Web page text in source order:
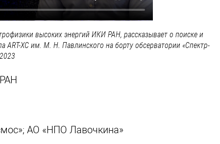
высоких энергий ИКИ РАН, рассказывает о поиске и
ART-XC им. М. Н. Павлинского на борту обсерватории «Спектр-
АО «НПО Лавочкина»